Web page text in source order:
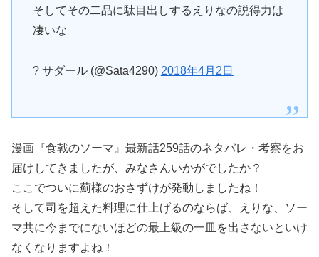
そしてその二品に駄目出しするえりなの説得力は
凄いな
? サダール (@Sata4290) 2018年4月2日
漫画『食戟のソーマ』最新話259話のネタバレ・考察をお
届けしてきましたが、みなさんいかがでしたか？
ここでついに薊様のおさずけが発動しましたね！
そして司を超えた料理に仕上げるのならば、えりな、ソー
マ共に今までにないほどの最上級の一皿を出さないといけ
なくなりますよね！